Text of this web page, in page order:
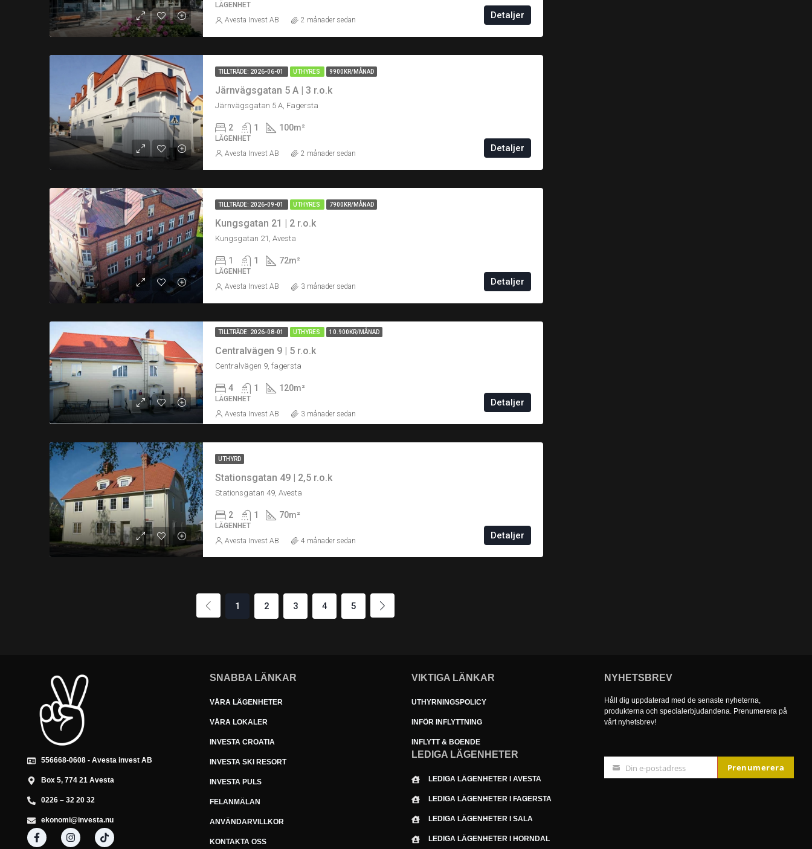
LÄGENHET
Detaljer
Avesta Invest AB 2 månader sedan
TILLTRÄDE: 2026-06-01 UTHYRES 9900KR/MÅNAD
Järnvägsgatan 5 A | 3 r.o.k
Järnvägsgatan 5 A, Fagersta
2 1 100m²
LÄGENHET
Detaljer
Avesta Invest AB 2 månader sedan
TILLTRÄDE: 2026-09-01 UTHYRES 7900KR/MÅNAD
Kungsgatan 21 | 2 r.o.k
Kungsgatan 21, Avesta
1 1 72m²
LÄGENHET
Detaljer
Avesta Invest AB 3 månader sedan
TILLTRÄDE: 2026-08-01 UTHYRES 10.900KR/MÅNAD
Centralvägen 9 | 5 r.o.k
Centralvägen 9, fagersta
4 1 120m²
LÄGENHET Detaljer
Avesta Invest AB 3 månader sedan
UTHYRD
Stationsgatan 49 | 2,5 r.o.k
Stationsgatan 49, Avesta
2 1 70m²
LÄGENHET
Detaljer
Avesta Invest AB 4 månader sedan
1 2 3 4 5
556668-0608 - Avesta invest AB
Box 5, 774 21 Avesta
0226 – 32 20 32
ekonomi@investa.nu
SNABBA LÄNKAR
VÅRA LÄGENHETER
VÅRA LOKALER
INVESTA CROATIA
INVESTA SKI RESORT
INVESTA PULS
FELANMÄLAN
ANVÄNDARVILLKOR
KONTAKTA OSS
VIKTIGA LÄNKAR
UTHYRNINGSPOLICY
INFÖR INFLYTTNING
INFLYTT & BOENDE
LEDIGA LÄGENHETER
LEDIGA LÄGENHETER I AVESTA
LEDIGA LÄGENHETER I FAGERSTA
LEDIGA LÄGENHETER I SALA
LEDIGA LÄGENHETER I HORNDAL
NYHETSBREV
Håll dig uppdaterad med de senaste nyheterna,
produkterna och specialerbjudandena. Prenumerera på
vårt nyhetsbrev!
E-
Din e-postadress Prenumerera